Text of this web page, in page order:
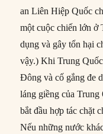
an Liên Hiệp Quốc
một cuộc chiến lớn ở
dụng và gây tổn hại
vậy.) Khi Trung
Đông và cố gắng đe
láng giềng của Trung
bắt đầu hợp tác chặt
Nếu những nước